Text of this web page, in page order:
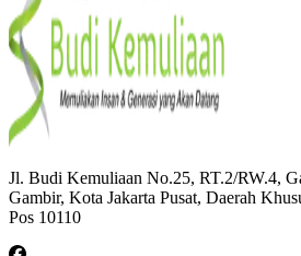
Jl. Budi Kemuliaan No.25, RT.2/RW.4,
Gambir, Kota Jakarta Pusat, Daerah
Pos 10110